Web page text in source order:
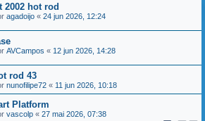
2002 hot rod
agadoijo « 24 jun 2026, 12:24
AVCampos « 12 jun 2026, 14:28
rod 43
nunofilipe72 « 11 jun 2026, 10:18
Platform
vascolp « 27 mai 2026, 07:38